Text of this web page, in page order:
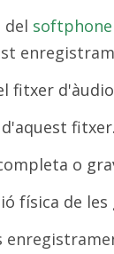
del softphone
fitxer
fitxer.
o
física de